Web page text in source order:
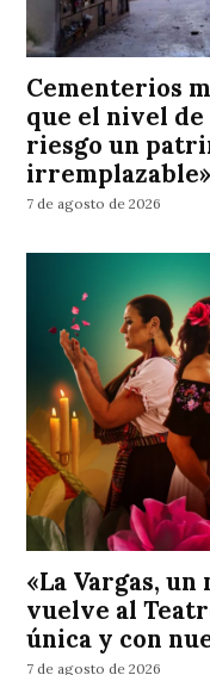
Cementerios
que el nivel
riesgo un
irremplazable»
7 de agosto de 2026
«La Vargas,
vuelve al
única y con
7 de agosto de 2026